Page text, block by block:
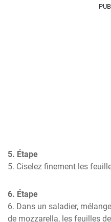
5. Étape
5. Ciselez finement les
6. Étape
6. Dans un saladier,
de mozzarella, les feuilles